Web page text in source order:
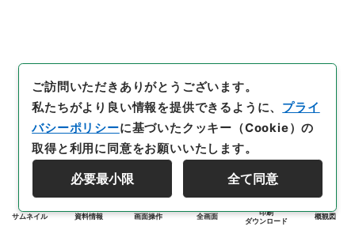
サムネイル 資料情報 画面操作 全画面
印刷
ダウンロード
概観図
ご訪問いただきありがとうございます。
私たちがより良い情報を提供できるように、 プライ
バシーポリシーに基づいたクッキー（Cookie）の
取得と利用に同意をお願いいたします。
必要最小限 全て同意